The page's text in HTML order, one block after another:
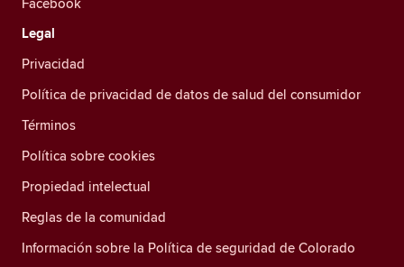
Legal
Privacidad
Política de privacidad de datos de salud del consumidor
Términos
Política sobre cookies
Propiedad intelectual
Reglas de la comunidad
Información sobre la Política de seguridad de Colorado